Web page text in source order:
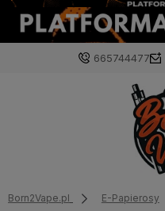
665744477
Born2Vape.pl E-Papierosy